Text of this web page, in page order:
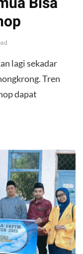
lagi sekadar
Tren
dapat